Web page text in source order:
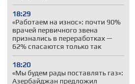
18:29
«Работаем на износ»: почти 90%
врачей первичного звена
признались в переработках —
62% спасаются только так
18:20
«Мы будем рады поставлять газ»:
Азербайджан предложил